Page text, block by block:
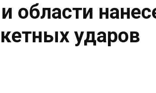
области
ударов